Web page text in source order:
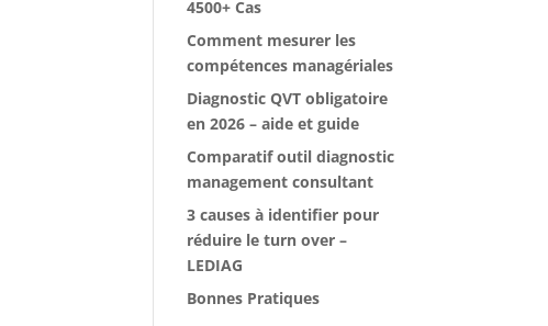
4500+ Cas
Comment mesurer les
compétences managériales
Diagnostic QVT obligatoire
en 2026 – aide et guide
Comparatif outil diagnostic
management consultant
3 causes à identifier pour
réduire le turn over –
LEDIAG
Bonnes Pratiques